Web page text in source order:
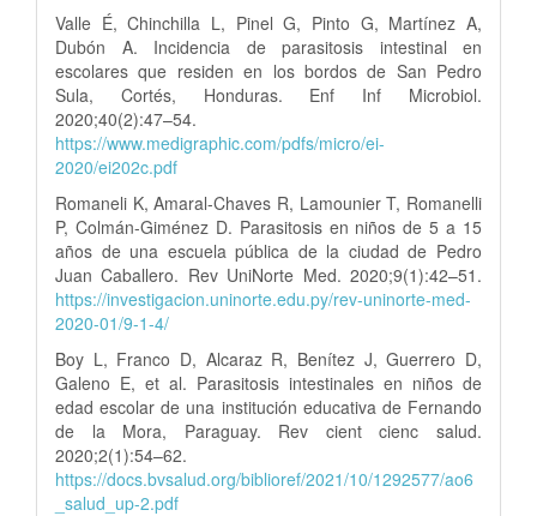
Valle É, Chinchilla L, Pinel G, Pinto G, Martínez A,
Dubón A. Incidencia de parasitosis intestinal en
escolares que residen en los bordos de San Pedro
Sula, Cortés, Honduras. Enf Inf Microbiol.
2020;40(2):47–54.
https://www.medigraphic.com/pdfs/micro/ei-
2020/ei202c.pdf
Romaneli K, Amaral-Chaves R, Lamounier T, Romanelli
P, Colmán-Giménez D. Parasitosis en niños de 5 a 15
años de una escuela pública de la ciudad de Pedro
Juan Caballero. Rev UniNorte Med. 2020;9(1):42–51.
https://investigacion.uninorte.edu.py/rev-uninorte-med-
2020-01/9-1-4/
Boy L, Franco D, Alcaraz R, Benítez J, Guerrero D,
Galeno E, et al. Parasitosis intestinales en niños de
edad escolar de una institución educativa de Fernando
de la Mora, Paraguay. Rev cient cienc salud.
2020;2(1):54–62.
https://docs.bvsalud.org/biblioref/2021/10/1292577/ao6
_salud_up-2.pdf